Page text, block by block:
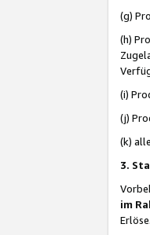
(g)
(h)
(i)
(j)
(k)
3.
im
Erlöse.